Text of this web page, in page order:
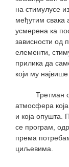
на стимулусе
међутим свака
усмерена ка
зависности од
елементи,
прилика да
који му највише
Третман се
атмосфера која
и која опушта.
се програм,
према
циљевима.